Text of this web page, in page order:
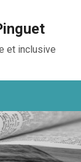
et inclusive